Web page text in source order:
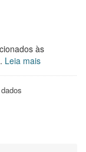
às
Leia mais